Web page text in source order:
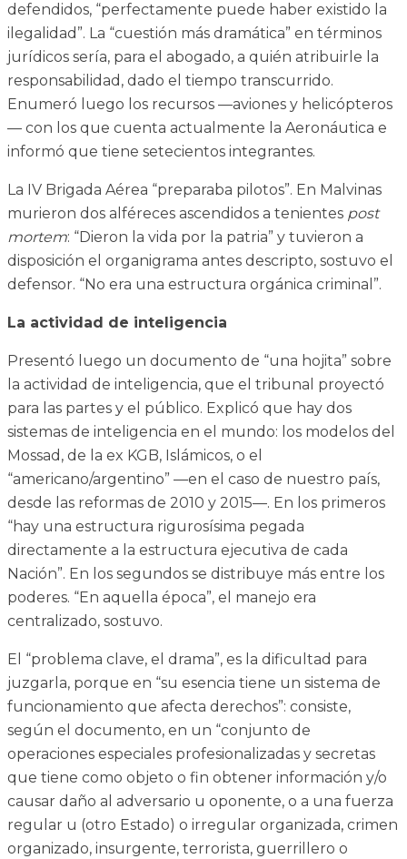
defendidos, “perfectamente puede haber existido la
ilegalidad”. La “cuestión más dramática” en términos
jurídicos sería, para el abogado, a quién atribuirle la
responsabilidad, dado el tiempo transcurrido.
Enumeró luego los recursos —aviones y helicópteros
— con los que cuenta actualmente la Aeronáutica e
informó que tiene setecientos integrantes.
La IV Brigada Aérea “preparaba pilotos”. En Malvinas
murieron dos alféreces ascendidos a tenientes post
mortem: “Dieron la vida por la patria” y tuvieron a
disposición el organigrama antes descripto, sostuvo el
defensor. “No era una estructura orgánica criminal”.
La actividad de inteligencia
Presentó luego un documento de “una hojita” sobre
la actividad de inteligencia, que el tribunal proyectó
para las partes y el público. Explicó que hay dos
sistemas de inteligencia en el mundo: los modelos del
Mossad, de la ex KGB, Islámicos, o el
“americano/argentino” —en el caso de nuestro país,
desde las reformas de 2010 y 2015—. En los primeros
“hay una estructura rigurosísima pegada
directamente a la estructura ejecutiva de cada
Nación”. En los segundos se distribuye más entre los
poderes. “En aquella época”, el manejo era
centralizado, sostuvo.
El “problema clave, el drama”, es la dificultad para
juzgarla, porque en “su esencia tiene un sistema de
funcionamiento que afecta derechos”: consiste,
según el documento, en un “conjunto de
operaciones especiales profesionalizadas y secretas
que tiene como objeto o fin obtener información y/o
causar daño al adversario u oponente, o a una fuerza
regular u (otro Estado) o irregular organizada, crimen
organizado, insurgente, terrorista, guerrillero o